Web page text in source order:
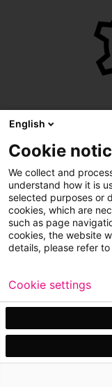
English
Cookie
We collect and
understand how it is
selected purposes or
cookies, which are
such as page
cookies, the website
details, please refer
Cookie settings